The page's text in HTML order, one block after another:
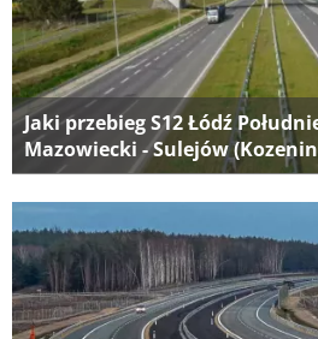
Jaki przebieg S12 Łódź
Mazowiecki - Sulejów